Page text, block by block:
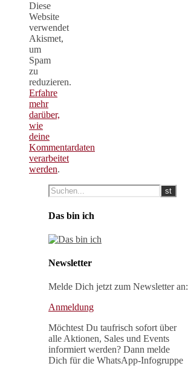
Diese
Website
verwendet
Akismet,
um
Spam
zu
reduzieren.
Erfahre
mehr
darüber,
wie
deine
Kommentardaten
verarbeitet
werden.
Das bin ich
Newsletter
Melde Dich jetzt zum Newsletter an:
Anmeldung
Möchtest Du taufrisch sofort über
alle Aktionen, Sales und Events
informiert werden? Dann melde
Dich für die WhatsApp-Infogruppe